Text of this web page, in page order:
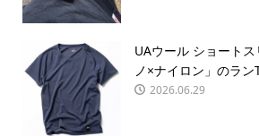
UAウール ショート
ノ×ナイロン」のラ
2026.06.29